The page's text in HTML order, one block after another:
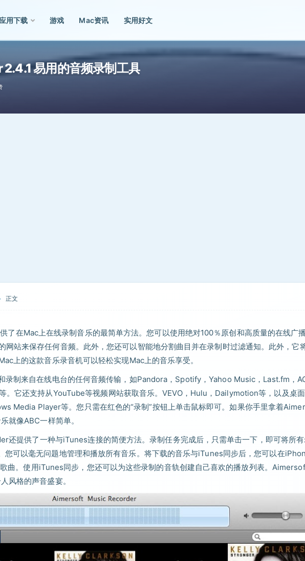
应用下载 游戏 Mac资讯 实用好文
易用的音频录制工具
正文
在Mac上在线录制音乐的最简单方法。您可以使用绝对100％原创和高质量的在线广
网站来保存任何音频。此外，您还可以智能地分割曲目并在录制时过滤通知。此外，它
上的这款音乐录音机可以轻松实现Mac上的音乐享受。
录制来自在线电台的任何音频传输，如Pandora，Spotify，Yahoo Music，Last.fm，
。它还支持从YouTube等视频网站获取音乐。VEVO，Hulu，Dailymotion等，以及桌
Media Player等。您只需在红色的“录制”按钮上单击鼠标即可。如果你手里拿着
就像ABC一样简单。
提供了一种与iTunes连接的简便方法。录制任务完成后，只需单击一下，即可将所
可以毫无问题地管理和播放所有音乐。将下载的音乐与iTunes同步后，您可以在
曲。使用iTunes同步，您还可以为这些录制的音轨创建自己喜欢的播放列表。
风格的声音盛宴。